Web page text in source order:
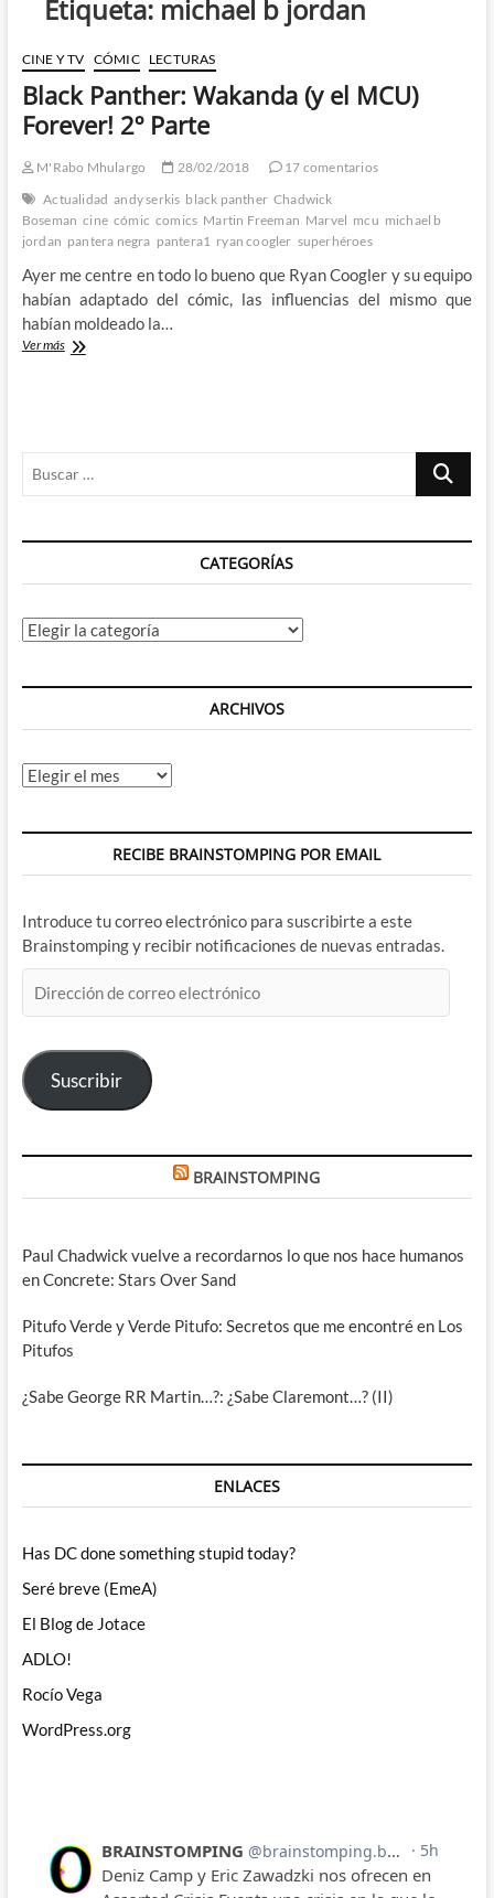
Etiqueta: michael b jordan
CINE Y TV CÓMIC LECTURAS
Black Panther: Wakanda (y el MCU)
Forever! 2º Parte
M'Rabo Mhulargo 28/02/2018
17 comentarios
Actualidad andy serkis black panther Chadwick
Boseman cine cómic comics Martin Freeman Marvel mcu michael b
jordan pantera negra pantera1 ryan coogler superhéroes
Ayer me centre en todo lo bueno que Ryan Coogler y su equipo
habían adaptado del cómic, las influencias del mismo que
habían moldeado la…
Ver másBlack
2º
Parte
Buscar
CATEGORÍAS
Categorías
ARCHIVOS
Archivos
RECIBE BRAINSTOMPING POR EMAIL
Introduce tu correo electrónico para suscribirte a este
Brainstomping y recibir notificaciones de nuevas entradas.
de
electrónico
Suscribir
BRAINSTOMPING
Paul Chadwick vuelve a recordarnos lo que nos hace humanos
en Concrete: Stars Over Sand
Pitufo Verde y Verde Pitufo: Secretos que me encontré en Los
Pitufos
¿Sabe George RR Martin…?: ¿Sabe Claremont…? (II)
ENLACES
Has DC done something stupid today?
Seré breve (EmeA)
El Blog de Jotace
ADLO!
Rocío Vega
WordPress.org